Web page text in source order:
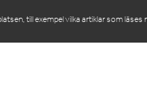
till exempel vilka artiklar som läses